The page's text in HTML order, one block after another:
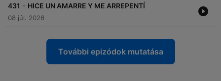
431 - HICE UN AMARRE Y ME ARREPENTÍ
08 júl. 2026
További epizódok mutatása